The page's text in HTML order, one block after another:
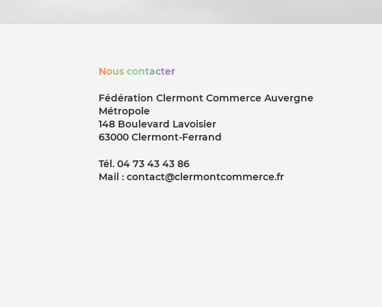
Nous contacter
Fédération Clermont Commerce Auvergne
Métropole
148 Boulevard Lavoisier
63000 Clermont-Ferrand
Tél. 04 73 43 43 86
Mail : contact@clermontcommerce.fr